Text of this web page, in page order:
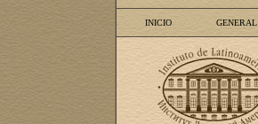
INICIO GENERAL